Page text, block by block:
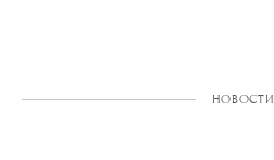
НОВОСТИ